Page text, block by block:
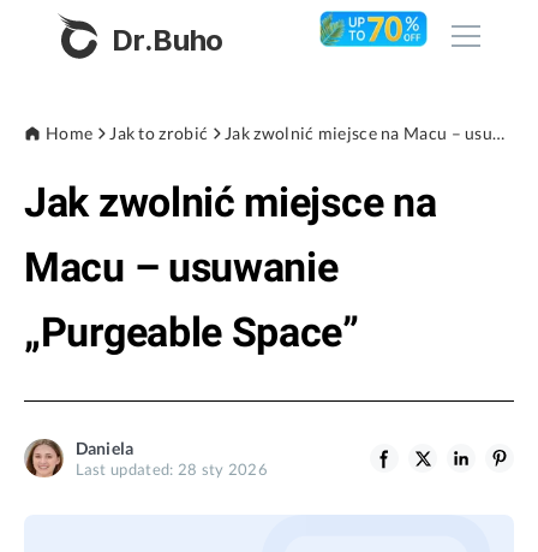
Dr.Buho
Products
BuhoRepair
BuhoLaunchpad
Store
Blog
Home Jak to zrobić Jak zwolnić miejsce na Macu – usuwanie „Purgeable Space”
Jak zwolnić miejsce na
Macu – usuwanie
„Purgeable Space”
Daniela
Last updated: 28 sty 2026